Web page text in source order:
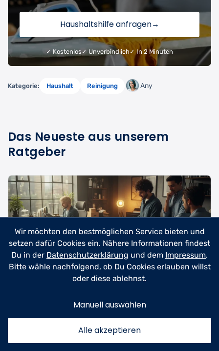
Haushaltshilfe anfragen→
✓ Kostenlos ✓ Unverbindlich ✓ In 2 Minuten
Kategorie: Haushalt Reinigung Any
Das Neueste aus unserem
Ratgeber
Beauty & Kosmetik
Tattoo-Entfernungsgerät kaufen –
Professionelle Lasertechnik für
zuhause & Studio
Wir möchten den bestmöglichen Service bieten und
setzen dafür Cookies ein. Nähere Informationen findest
Du in der Datenschutzerklärung und dem Impressum.
Bitte wähle nachfolgend, ob Du Cookies erlauben willst
oder diese ablehnst.
Manuell auswählen
Alle akzeptieren